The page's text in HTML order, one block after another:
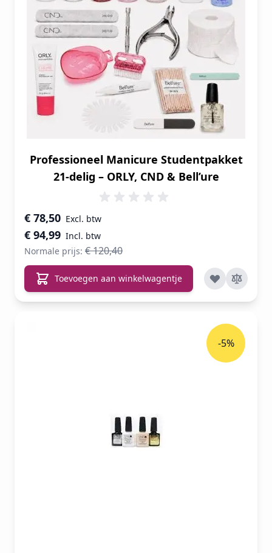
Professioneel Manicure Studentpakket
21-delig – ORLY, CND & Bell’ure
Speciale prijs
€ 94,99
€ 78,50
Normale prijs: € 120,40
Toevoegen aan winkelwagentje
-5%